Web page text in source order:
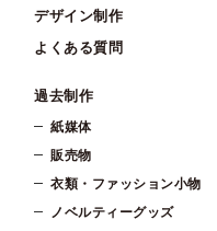
デザイン制作
よくある質問
過去制作
紙媒体
販売物
衣類・ファッション小物
ノベルティーグッズ